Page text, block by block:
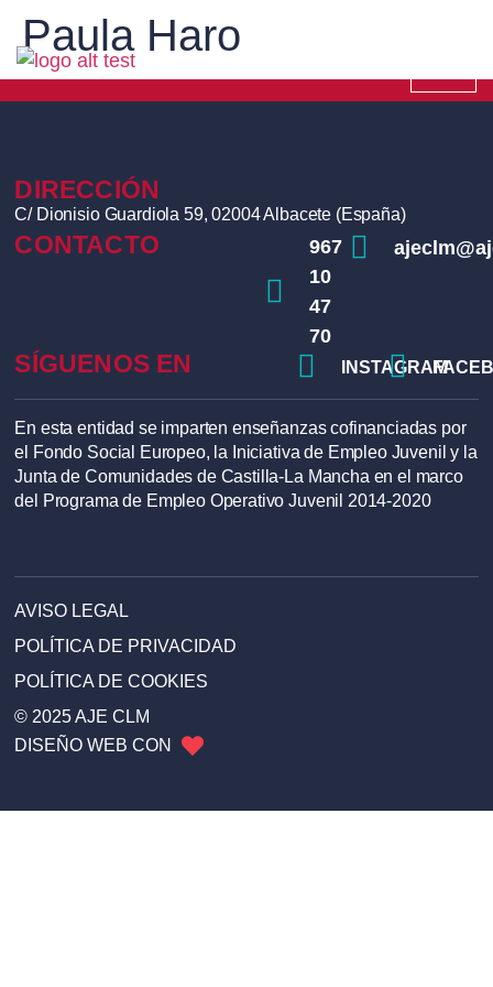
Paula Haro
DIRECCIÓN
C/ Dionisio Guardiola 59, 02004 Albacete (España)
CONTACTO
967
10
47
70
SÍGUENOS EN INSTAGRAM
En esta entidad se imparten enseñanzas cofinanciadas por
el Fondo Social Europeo, la Iniciativa de Empleo Juvenil y la
Junta de Comunidades de Castilla-La Mancha en el marco
del Programa de Empleo Operativo Juvenil 2014-2020
AVISO LEGAL
POLÍTICA DE PRIVACIDAD
POLÍTICA DE COOKIES
© 2025 AJE CLM
DISEÑO WEB CON